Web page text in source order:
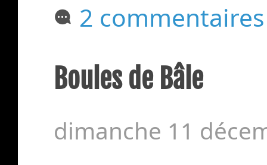
2
Boules de Bâle
dimanche 11